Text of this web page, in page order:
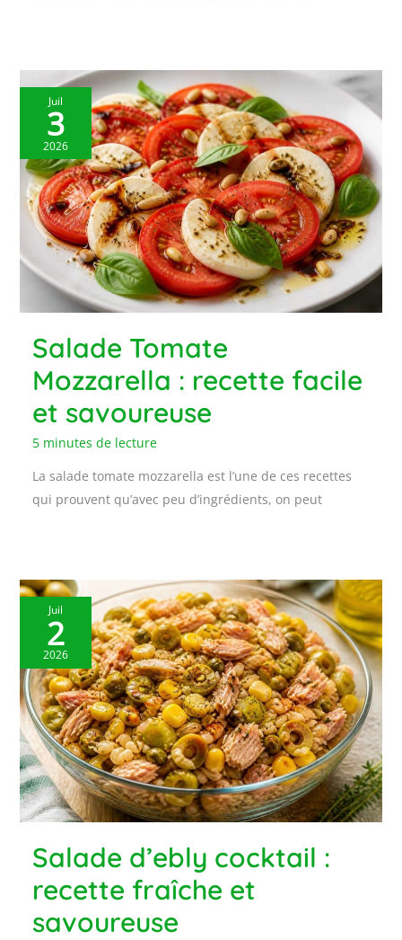
Juil
3
2026
Salade Tomate
Mozzarella : recette facile
et savoureuse
5 minutes de lecture
La salade tomate mozzarella est l’une de ces recettes
qui prouvent qu’avec peu d’ingrédients, on peut
Juil
2
2026
Salade d’ebly cocktail :
recette fraîche et
savoureuse